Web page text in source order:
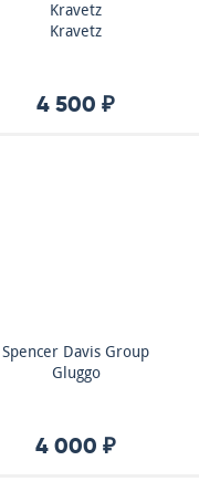
Kravetz
Kravetz
4 500 ₽
Spencer Davis Group
Gluggo
4 000 ₽